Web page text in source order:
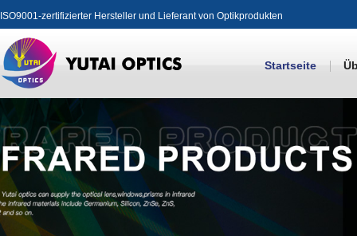
ISO9001-zertifizierter Hersteller und Lieferant von Optikprodukten
Startseite